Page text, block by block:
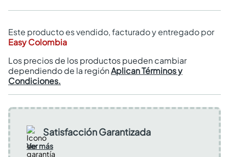
Este producto es vendido, facturado y entregado por
Easy Colombia
Los precios de los productos pueden cambiar
dependiendo de la regiónAplican Términos y
Condiciones.
Satisfacción Garantizada
Ver más